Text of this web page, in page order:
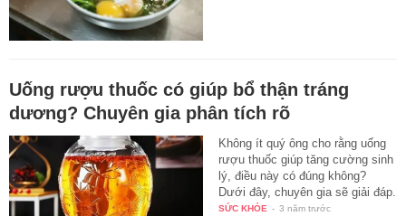
Uống rượu thuốc có giúp bổ thận tráng
dương? Chuyên gia phân tích rõ
Không ít quý ông cho rằng uống
rượu thuốc giúp tăng cường sinh
lý, điều này có đúng không?
Dưới đây, chuyên gia sẽ giải đáp.
SỨC KHỎE - 3 năm trước